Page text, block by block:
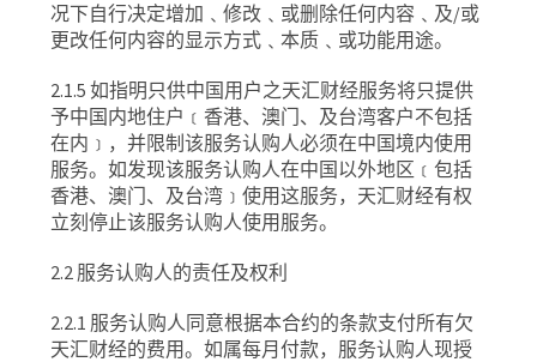
况下自行决定增加﹑修改﹑或删除任何内容﹑及/或
更改任何内容的显示方式﹑本质﹑或功能用途。
2.1.5如指明只供中国用户之天汇财经服务将只提供
予中国内地住户﹝香港、澳门、及台湾客户不包括
在内﹞，并限制该服务认购人必须在中国境内使用
服务。如发现该服务认购人在中国以外地区﹝包括
香港、澳门、及台湾﹞使用这服务，天汇财经有权
立刻停止该服务认购人使用服务。
2.2 服务认购人的责任及权利
2.2.1 服务认购人同意根据本合约的条款支付所有欠
天汇财经的费用。如属每月付款，服务认购人现授